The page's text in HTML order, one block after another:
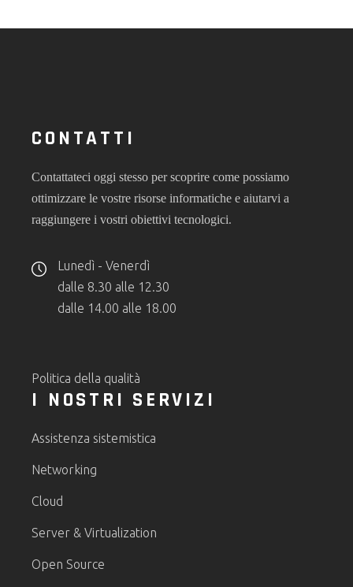
CONTATTI
Contattateci oggi stesso per scoprire come possiamo
ottimizzare le vostre risorse informatiche e aiutarvi a
raggiungere i vostri obiettivi tecnologici
Lunedì - Venerdì
dalle 8.30 alle 12.30
dalle 14.00 alle 18.00
Politica della qualità
I NOSTRI SERVIZI
Assistenza sistemistica
Networking
Cloud
Server & Virtualization
Open Source